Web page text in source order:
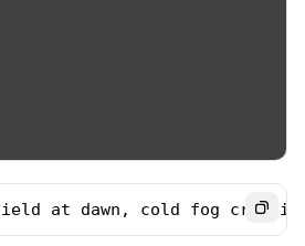
field at dawn, cold fog